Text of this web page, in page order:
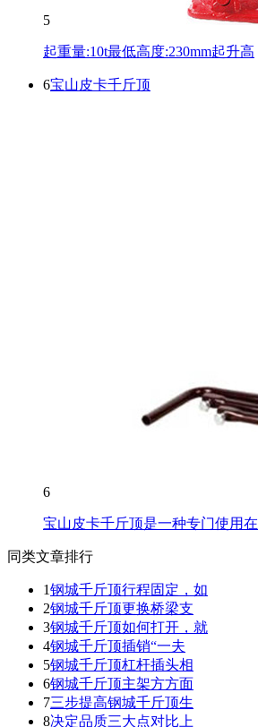
5
起重量:10t最低高度:230mm起升高
6宝山皮卡千斤顶
6
宝山皮卡千斤顶是一种专门使用在
同类文章排行
1钢城千斤顶行程固定，如
2钢城千斤顶更换桥梁支
3钢城千斤顶如何打开，就
4钢城千斤顶插销“一夫
5钢城千斤顶杠杆插头相
6钢城千斤顶主架方方面
7三步提高钢城千斤顶生
8决定品质三大点对比上